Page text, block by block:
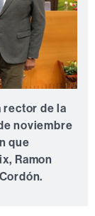
rector de la
noviembre
que
Ramon